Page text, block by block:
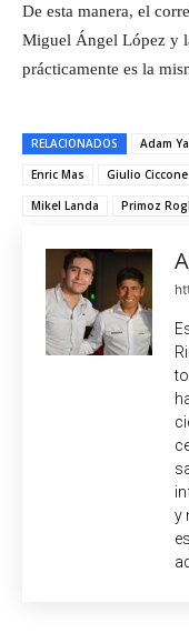
De esta manera, el
Miguel Ángel López y
prácticamente es la
RELACIONADOS Adam
Enric Mas
Giulio Ciccone
Mikel Landa
Primoz
y